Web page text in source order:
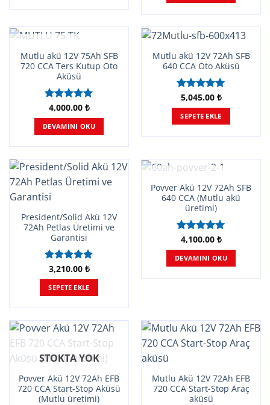
STOKTA YOK
Mutlu akü 12V 75Ah SFB
720 CCA Ters Kutup Oto
Aküsü
5 üzerinden
5.00oy
aldı
4,000.00 ₺
DEVAMINI OKU
Mutlu akü 12V 72Ah SFB
640 CCA Oto Aküsü
5 üzerinden
5.00oy
aldı
5,045.00 ₺
SEPETE EKLE
President/Solid Akü 12V
72Ah Petlas Üretimi ve
Garantisi
5 üzerinden
5.00oy
aldı
3,210.00 ₺
SEPETE EKLE
STOKTA YOK
Povver Akü 12V 72Ah SFB
640 CCA (Mutlu akü
üretimi)
5 üzerinden
5.00oy
aldı
4,100.00 ₺
DEVAMINI OKU
STOKTA YOK
Povver Akü 12V 72Ah EFB
720 CCA Start-Stop Aküsü
(Mutlu üretimi)
Mutlu Akü 12V 72Ah EFB
720 CCA Start-Stop Araç
aküsü